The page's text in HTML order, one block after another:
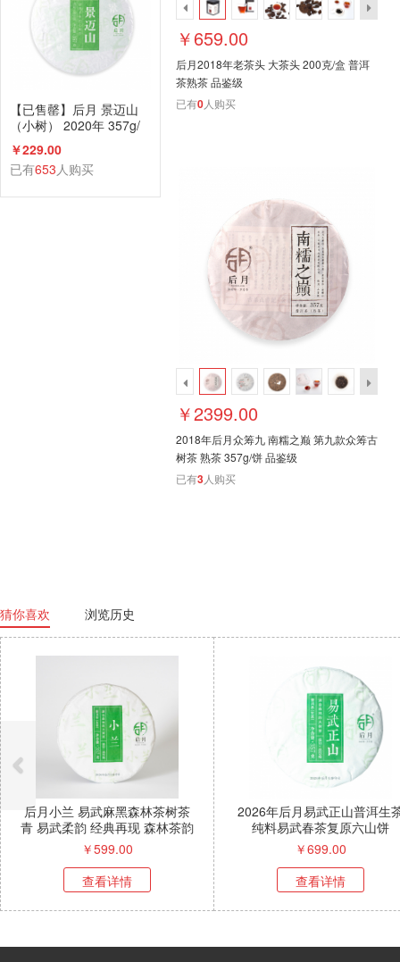
【已售罄】后月 景迈山
（小树） 2020年 357g/
饼 生茶 头春小树鲜叶守
采 普洱茶
￥229.00
已有653人购买
￥659.00
后月2018年老茶头 大茶头 200克/盒 普洱
茶熟茶 品鉴级
已有0人购买
￥2399.00
2018年后月众筹九 南糯之巅 第九款众筹古
树茶 熟茶 357g/饼 品鉴级
已有3人购买
猜你喜欢 浏览历史
后月小兰 易武麻黑森林茶树茶
青 易武柔韵 经典再现 森林茶韵
清甜瞬透
￥599.00
查看详情
2026年后月易武正山普洱生
纯料易武春茶复原六山饼
￥699.00
查看详情